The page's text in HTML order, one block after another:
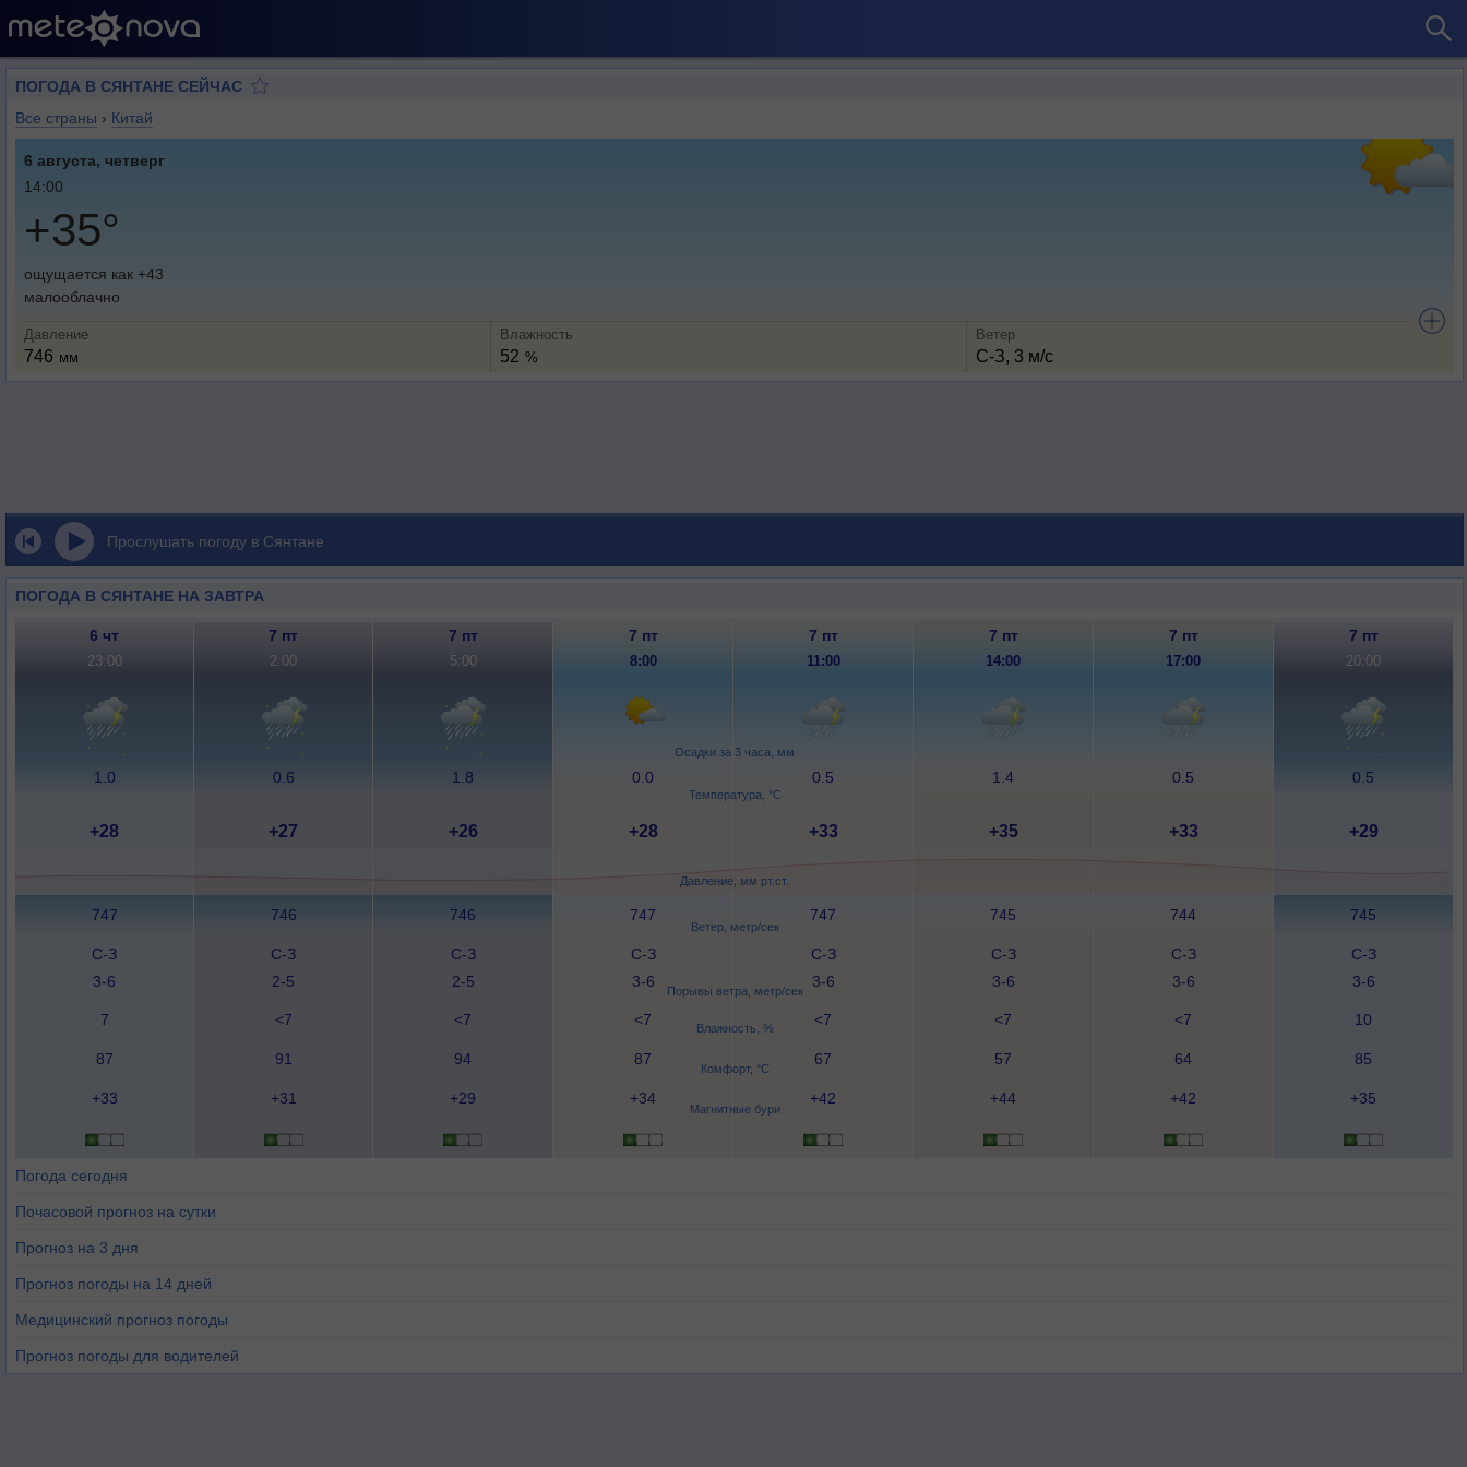
ПОГОДА В СЯНТАНЕ СЕЙЧАС
Все страны › Китай
6 августа, четверг
14:00
+35°
ощущается как +43
малооблачно
Давление
746 мм
Влажность
52 %
Ветер
С-З, 3 м/с
Прослушать погоду в Сянтане
ПОГОДА В СЯНТАНЕ НА ЗАВТРА
Осадки за 3 часа, мм
Температура, °C
Давление, мм рт.ст.
Ветер, метр/сек
Порывы ветра, метр/сек
Влажность, %
Комфорт, °C
Магнитные бури
6 чт 7 пт 7 пт 7 пт 7 пт 7 пт 7 пт 7 пт
23:00 2:00 5:00 8:00 11:00 14:00 17:00 20:00
1.0 0.6 1.8 0.0 0.5 1.4 0.5 0.5
+28 +27 +26 +28 +33 +35 +33 +29
747 746 746 747 747 745 744 745
С-З
3-6
С-З
2-5
С-З
2-5
С-З
3-6
С-З
3-6
С-З
3-6
С-З
3-6
С-З
3-6
7 <7 <7 <7 <7 <7 <7 10
87 91 94 87 67 57 64 85
+33 +31 +29 +34 +42 +44 +42 +35
Погода сегодня
Почасовой прогноз на сутки
Прогноз на 3 дня
Прогноз погоды на 14 дней
Медицинский прогноз погоды
Прогноз погоды для водителей